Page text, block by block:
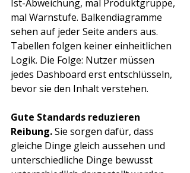
Ist-Abweichung, mal Produktgruppe,
mal Warnstufe. Balkendiagramme
sehen auf jeder Seite anders aus.
Tabellen folgen keiner einheitlichen
Logik. Die Folge: Nutzer müssen
jedes Dashboard erst entschlüsseln,
bevor sie den Inhalt verstehen.
Gute Standards reduzieren
Reibung. Sie sorgen dafür, dass
gleiche Dinge gleich aussehen und
unterschiedliche Dinge bewusst